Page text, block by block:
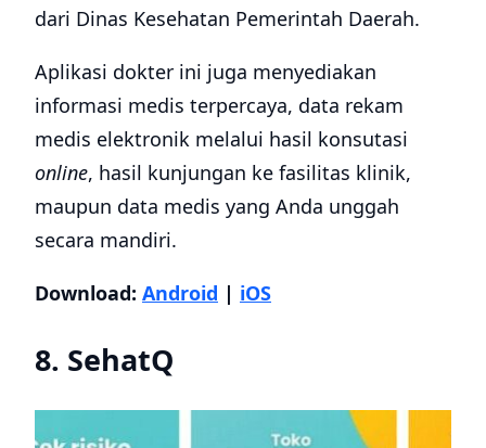
dari Dinas Kesehatan Pemerintah Daerah.
Aplikasi dokter ini juga menyediakan
informasi medis terpercaya, data rekam
medis elektronik melalui hasil konsutasi
online, hasil kunjungan ke fasilitas klinik,
maupun data medis yang Anda unggah
secara mandiri.
Download: Android | iOS
8. SehatQ